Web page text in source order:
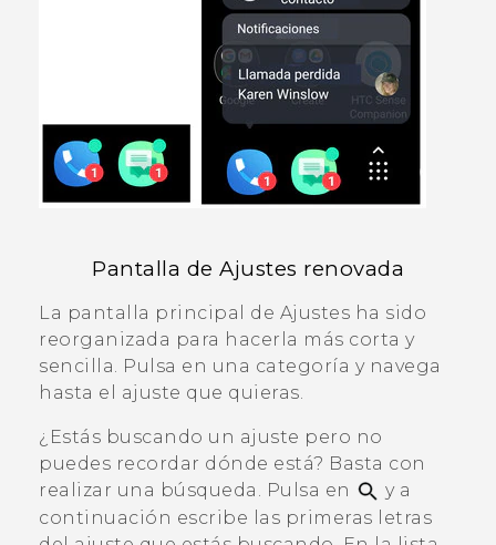
Pantalla de Ajustes renovada
La pantalla principal de Ajustes ha sido
reorganizada para hacerla más corta y
sencilla. Pulsa en una categoría y navega
hasta el ajuste que quieras.
¿Estás buscando un ajuste pero no
puedes recordar dónde está? Basta con
realizar una búsqueda. Pulsa en
y a
continuación escribe las primeras letras